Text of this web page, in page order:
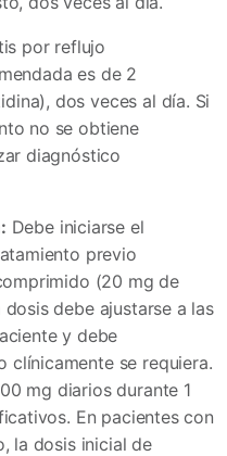
por reflujo
es de 2
dos veces al día. Si
no se obtiene
diagnóstico
Debe iniciarse el
previo
(20 mg de
debe ajustarse a las
y debe
clínicamente se requiera.
mg diarios durante 1
En pacientes con
la dosis inicial de